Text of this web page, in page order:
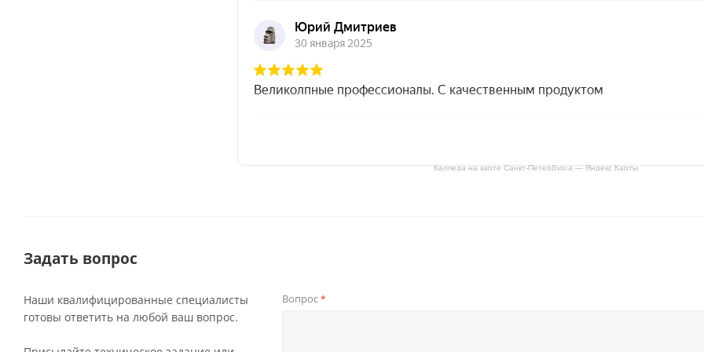
Калпеда на карте Санкт‑Петербурга — Яндекс Карты
Задать вопрос
Наши квалифицированные специалисты
готовы ответить на любой ваш вопрос.
Вопрос*